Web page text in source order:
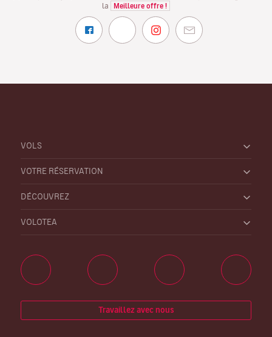
la
Meilleure offre !
VOLS
VOTRE RÉSERVATION
DÉCOUVREZ
VOLOTEA
Travaillez avec nous